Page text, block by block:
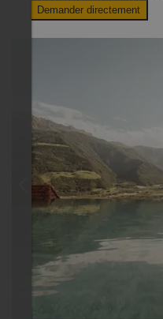
Demander directement